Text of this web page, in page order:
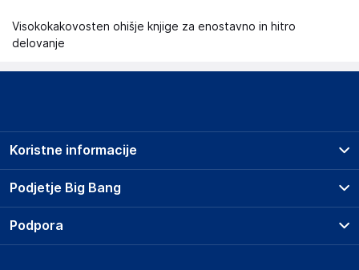
Visokokakovosten ohišje knjige za enostavno in hitro
delovanje
Podjetje Big Bang
O podjetju
Koristne informacije
Prodajna mesta
Storitve
Dostava, vnos in odvoz
Podpora